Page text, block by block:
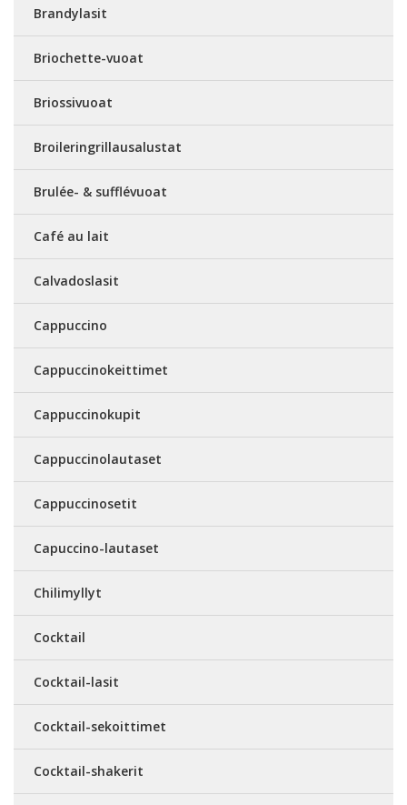
Brandylasit
Briochette-vuoat
Briossivuoat
Broileringrillausalustat
Brulée- & sufflévuoat
Café au lait
Calvadoslasit
Cappuccino
Cappuccinokeittimet
Cappuccinokupit
Cappuccinolautaset
Cappuccinosetit
Capuccino-lautaset
Chilimyllyt
Cocktail
Cocktail-lasit
Cocktail-sekoittimet
Cocktail-shakerit